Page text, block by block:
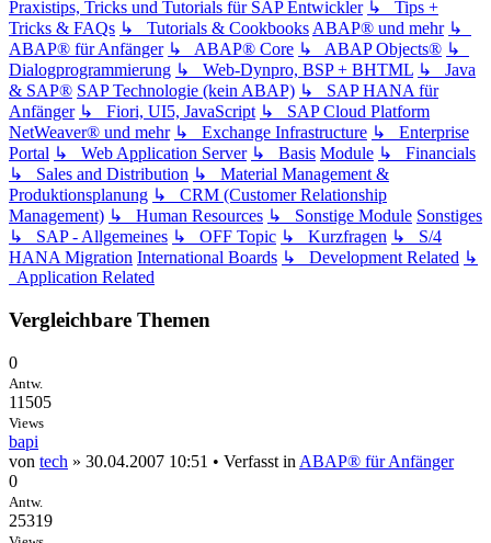
Praxistips, Tricks und Tutorials für SAP Entwickler ↳ Tips +
Tricks & FAQs ↳ Tutorials & Cookbooks ABAP® und mehr ↳
ABAP® für Anfänger ↳ ABAP® Core ↳ ABAP Objects® ↳
Dialogprogrammierung ↳ Web-Dynpro, BSP + BHTML ↳ Java
& SAP® SAP Technologie (kein ABAP) ↳ SAP HANA für
Anfänger ↳ Fiori, UI5, JavaScript ↳ SAP Cloud Platform
NetWeaver® und mehr ↳ Exchange Infrastructure ↳ Enterprise
Portal ↳ Web Application Server ↳ Basis Module ↳ Financials
↳ Sales and Distribution ↳ Material Management &
Produktionsplanung ↳ CRM (Customer Relationship
Management) ↳ Human Resources ↳ Sonstige Module Sonstiges
↳ SAP - Allgemeines ↳ OFF Topic ↳ Kurzfragen ↳ S/4
HANA Migration International Boards ↳ Development Related ↳
Application Related
Vergleichbare Themen
0
Antw.
11505
Views
bapi
von tech » 30.04.2007 10:51 • Verfasst in ABAP® für Anfänger
0
Antw.
25319